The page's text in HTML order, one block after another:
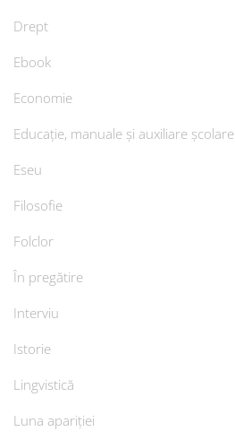
Drept
Ebook
Economie
Educație, manuale și auxiliare școlare
Eseu
Filosofie
Folclor
În pregătire
Interviu
Istorie
Lingvistică
Luna apariției